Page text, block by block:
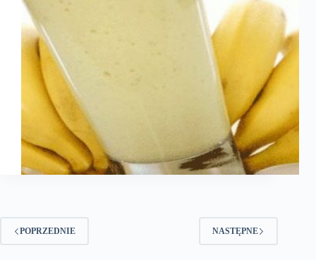
POPRZEDNIE NASTĘPNE